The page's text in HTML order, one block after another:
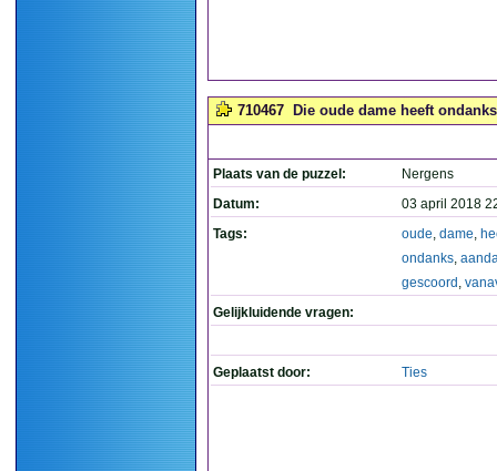
710467 Die oude dame heeft
Plaats van de puzzel:
Nergens
Datum:
03 april 2018
Tags:
oude, dame,
ondanks,
gescoord ,
Gelijkluidende vragen:
Geplaatst door: Ties